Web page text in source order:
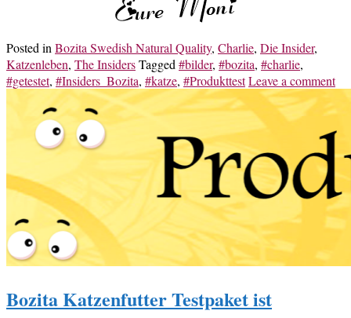
Posted in Bozita Swedish Natural Quality, Charlie, Die Insider,
Katzenleben, The InsidersTagged #bilder, #bozita, #charlie,
#getestet, #Insiders_Bozita, #katze, #ProdukttestLeave a comment
Bozita Katzenfutter Testpaket ist